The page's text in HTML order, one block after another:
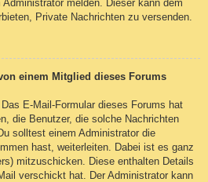
melden. Dieser kann dem
Private Nachrichten zu versenden.
einem Mitglied dieses Forums
E-Mail-Formular dieses Forums hat
die Benutzer, die solche Nachrichten
solltest einem Administrator die
hast, weiterleiten. Dabei ist es ganz
mitzuschicken. Diese enthalten Details
verschickt hat. Der Administrator kann